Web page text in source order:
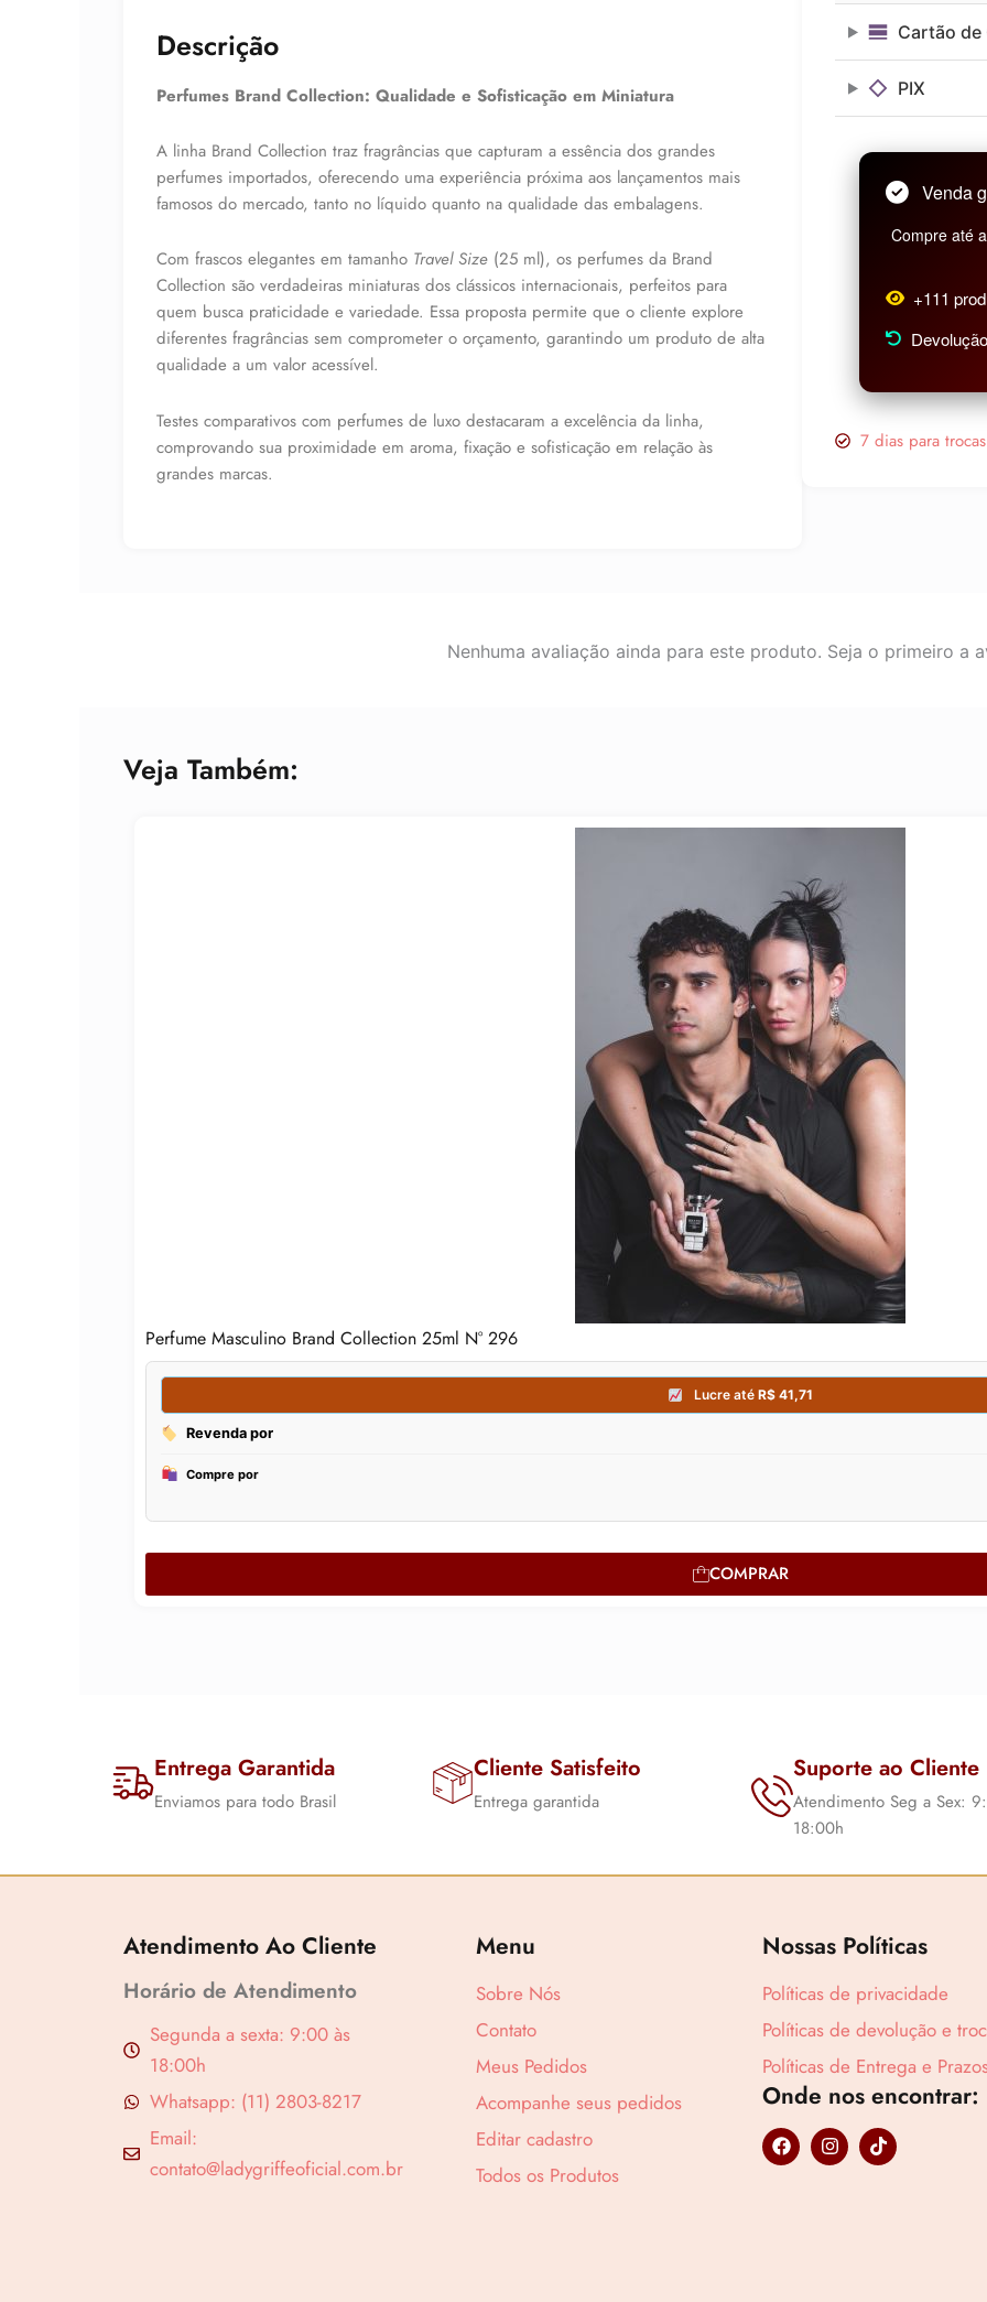
Descrição
Perfumes Brand Collection: Qualidade e Sofisticação em Miniatura
A linha Brand Collection traz fragrâncias que capturam a essência dos grandes
perfumes importados, oferecendo uma experiência próxima aos lançamentos mais
famosos do mercado, tanto no líquido quanto na qualidade das embalagens.
Com frascos elegantes em tamanho Travel Size (25 ml), os perfumes da Brand
Collection são verdadeiras miniaturas dos clássicos internacionais, perfeitos para
quem busca praticidade e variedade. Essa proposta permite que o cliente explore
diferentes fragrâncias sem comprometer o orçamento, garantindo um produto de alta
qualidade a um valor acessível.
Testes comparativos com perfumes de luxo destacaram a excelência da linha,
comprovando sua proximidade em aroma, fixação e sofisticação em relação às
grandes marcas.
25ML
quantidadeCartão de
PIX
Venda
Compre até
+111
7 dias para
Nenhuma avaliação ainda para este produto. Seja o primeiro a
Veja Também:
Perfume Masculino Brand Collection 25ml N° 296
Lucre atéR$
COMPRAR
Entrega Garantida
Enviamos para todo Brasil
Cliente Satisfeito
Entrega garantida
Suporte ao Cliente
Atendimento Seg a Sex:
18:00h
Atendimento Ao Cliente
Horário de Atendimento
Segunda a sexta: 9:00 às
18:00h
Whatsapp: (11) 2803-8217
Email:
contato@ladygriffeoficial.com.br
Menu
Sobre Nós
Contato
Meus Pedidos
Acompanhe seus pedidos
Editar cadastro
Todos os Produtos
Nossas Políticas
Políticas de privacidade
Políticas de devolução e
Políticas de Entrega e
Onde nos encontrar:
F
a
c
I
n
s
T
i
k